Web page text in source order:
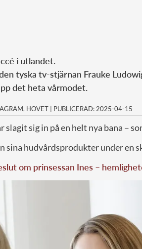
i utlandet.
tyska tv-stjärnan Frauke
det heta vårmodet.
HOVET | PUBLICERAD: 2025-04-15
slagit sig in på en helt nya bana –
sina hudvårdsprodukter under en
om prinsessan Ines –